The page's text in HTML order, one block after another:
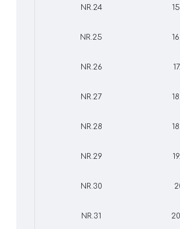
NR.24
NR.25
NR.26
NR.27
NR.28
NR.29
NR.30
NR.31